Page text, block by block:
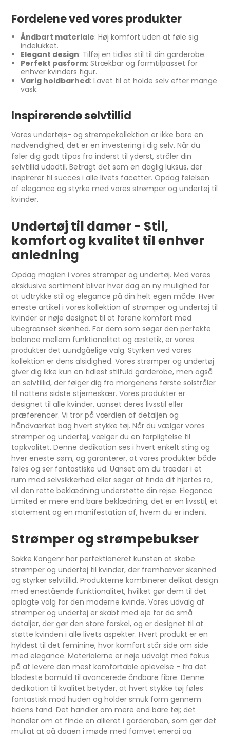
Fordelene ved vores produkter
Åndbart materiale: Høj komfort uden at føle sig
indelukket.
Elegant design: Tilføj en tidløs stil til din garderobe.
Perfekt pasform: Strækbar og formtilpasset for
enhver kvinders figur.
Varig holdbarhed: Lavet til at holde selv efter mange
vask.
Inspirerende selvtillid
Vores undertøjs- og strømpekollektion er ikke bare en
nødvendighed; det er en investering i dig selv. Når du
føler dig godt tilpas fra inderst til yderst, stråler din
selvtillid udadtil. Betragt det som en daglig luksus, der
inspirerer til succes i alle livets facetter. Opdag følelsen
af elegance og styrke med vores strømper og undertøj til
kvinder.
Undertøj til damer - Stil,
komfort og kvalitet til enhver
anledning
Opdag magien i vores strømper og undertøj. Med vores
eksklusive sortiment bliver hver dag en ny mulighed for
at udtrykke stil og elegance på din helt egen måde. Hver
eneste artikel i vores kollektion af strømper og undertøj til
kvinder er nøje designet til at forene komfort med
ubegrænset skønhed. For dem som søger den perfekte
balance mellem funktionalitet og æstetik, er vores
produkter det uundgåelige valg. Styrken ved vores
kollektion er dens alsidighed. Vores strømper og undertøj
giver dig ikke kun en tidløst stilfuld garderobe, men også
en selvtillid, der følger dig fra morgenens første solstråler
til nattens sidste stjerneskær. Vores produkter er
designet til alle kvinder, uanset deres livsstil eller
præferencer. Vi tror på værdien af detaljen og
håndværket bag hvert stykke tøj. Når du vælger vores
strømper og undertøj, vælger du en forpligtelse til
topkvalitet. Denne dedikation ses i hvert enkelt sting og
hver eneste søm, og garanterer, at vores produkter både
føles og ser fantastiske ud. Uanset om du træder i et
rum med selvsikkerhed eller søger at finde dit hjertes ro,
vil den rette beklædning understøtte din rejse. Elegance
Limited er mere end bare beklædning; det er en livsstil, et
statement og en manifestation af, hvem du er indeni.
Strømper og strømpebukser
Sokke Kongenr har perfektioneret kunsten at skabe
strømper og undertøj til kvinder, der fremhæver skønhed
og styrker selvtillid. Produkterne kombinerer delikat design
med enestående funktionalitet, hvilket gør dem til det
oplagte valg for den moderne kvinde. Vores udvalg af
strømper og undertøj er skabt med øje for de små
detaljer, der gør den store forskel, og er designet til at
støtte kvinden i alle livets aspekter. Hvert produkt er en
hyldest til det feminine, hvor komfort står side om side
med elegance. Materialerne er nøje udvalgt med fokus
på at levere den mest komfortable oplevelse - fra det
blødeste bomuld til avancerede åndbare fibre. Denne
dedikation til kvalitet betyder, at hvert stykke tøj føles
fantastisk mod huden og holder smuk form gennem
tidens tand. Det handler om mere end bare tøj; det
handler om at finde en allieret i garderoben, som gør det
muligt at gå dagen i møde med fornyet energi og